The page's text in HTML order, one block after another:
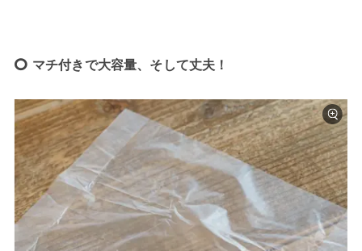
マチ付きで大容量、そして丈夫！